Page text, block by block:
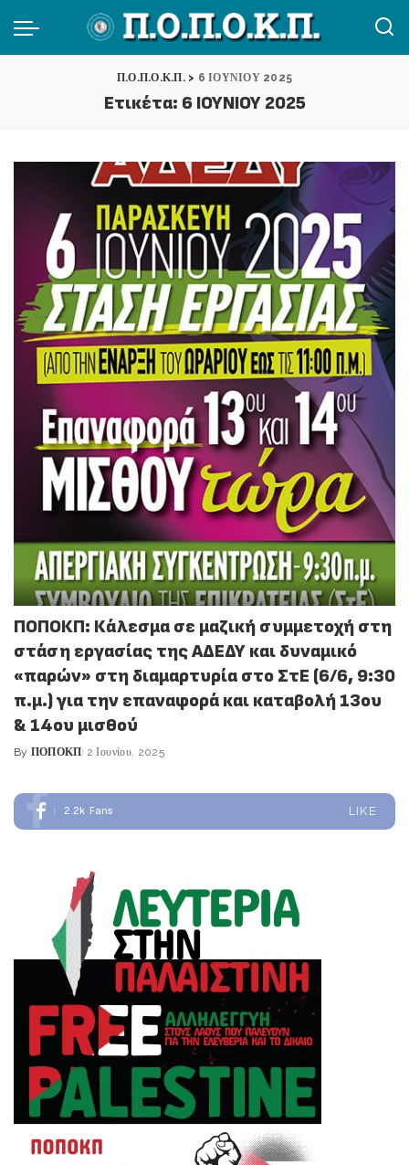
Π.Ο.Π.Ο.Κ.Π.> 6 ΙΟΥΝΙΟΥ 2025
Ετικέτα: 6 ΙΟΥΝΙΟΥ 2025
ΠΟΠΟΚΠ: Κάλεσμα σε μαζική συμμετοχή στη
στάση εργασίας της ΑΔΕΔΥ και δυναμικό
«παρών» στη διαμαρτυρία στο ΣτΕ (6/6, 9:30
π.μ.) για την επαναφορά και καταβολή 13ου
& 14ου μισθού
Posted
By ΠΟΠΟΚΠ 2 Ιουνίου, 2025
2.2k Fans LIKE